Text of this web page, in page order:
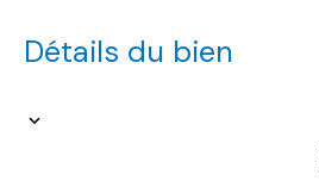
Détails du bien